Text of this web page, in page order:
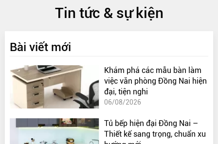
Tin tức & sự kiện
Bài viết mới
Khám phá các mẫu bàn làm
việc văn phòng Đồng Nai hiện
đại, tiện nghi
06/08/2026
Tủ bếp hiện đại Đồng Nai –
Thiết kế sang trọng, chuẩn xu